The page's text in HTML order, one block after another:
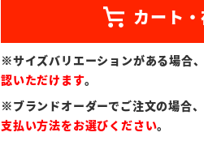
※サイズバリエーションがある場合、
認いただけます。
※ブランドオーダーでご注文の場合、
支払い方法をお選びください。